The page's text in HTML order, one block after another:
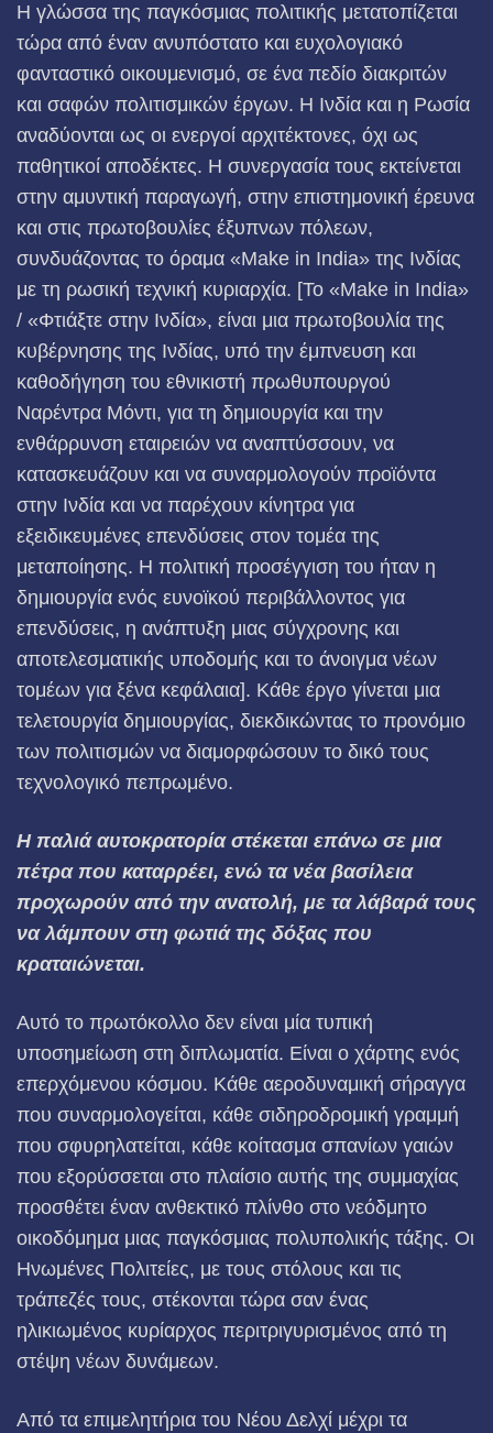
Η γλώσσα της παγκόσμιας πολιτικής μετατοπίζεται
τώρα από έναν ανυπόστατο και ευχολογιακό
φανταστικό οικουμενισμό, σε ένα πεδίο διακριτών
και σαφών πολιτισμικών έργων. Η Ινδία και η Ρωσία
αναδύονται ως οι ενεργοί αρχιτέκτονες, όχι ως
παθητικοί αποδέκτες. Η συνεργασία τους εκτείνεται
στην αμυντική παραγωγή, στην επιστημονική έρευνα
και στις πρωτοβουλίες έξυπνων πόλεων,
συνδυάζοντας το όραμα «Make in India» της Ινδίας
με τη ρωσική τεχνική κυριαρχία. [Το «Make in India»
/ «Φτιάξτε στην Ινδία», είναι μια πρωτοβουλία της
κυβέρνησης της Ινδίας, υπό την έμπνευση και
καθοδήγηση του εθνικιστή πρωθυπουργού
Ναρέντρα Μόντι, για τη δημιουργία και την
ενθάρρυνση εταιρειών να αναπτύσσουν, να
κατασκευάζουν και να συναρμολογούν προϊόντα
στην Ινδία και να παρέχουν κίνητρα για
εξειδικευμένες επενδύσεις στον τομέα της
μεταποίησης. Η πολιτική προσέγγιση του ήταν η
δημιουργία ενός ευνοϊκού περιβάλλοντος για
επενδύσεις, η ανάπτυξη μιας σύγχρονης και
αποτελεσματικής υποδομής και το άνοιγμα νέων
τομέων για ξένα κεφάλαια]. Κάθε έργο γίνεται μια
τελετουργία δημιουργίας, διεκδικώντας το προνόμιο
των πολιτισμών να διαμορφώσουν το δικό τους
τεχνολογικό πεπρωμένο.
Η παλιά αυτοκρατορία στέκεται επάνω σε μια
πέτρα που καταρρέει, ενώ τα νέα βασίλεια
προχωρούν από την ανατολή, με τα λάβαρά τους
να λάμπουν στη φωτιά της δόξας που
κραταιώνεται.
Αυτό το πρωτόκολλο δεν είναι μία τυπική
υποσημείωση στη διπλωματία. Είναι ο χάρτης ενός
επερχόμενου κόσμου. Κάθε αεροδυναμική σήραγγα
που συναρμολογείται, κάθε σιδηροδρομική γραμμή
που σφυρηλατείται, κάθε κοίτασμα σπανίων γαιών
που εξορύσσεται στο πλαίσιο αυτής της συμμαχίας
προσθέτει έναν ανθεκτικό πλίνθο στο νεόδμητο
οικοδόμημα μιας παγκόσμιας πολυπολικής τάξης. Οι
Ηνωμένες Πολιτείες, με τους στόλους και τις
τράπεζές τους, στέκονται τώρα σαν ένας
ηλικιωμένος κυρίαρχος περιτριγυρισμένος από τη
στέψη νέων δυνάμεων.
Από τα επιμελητήρια του Νέου Δελχί μέχρι τα